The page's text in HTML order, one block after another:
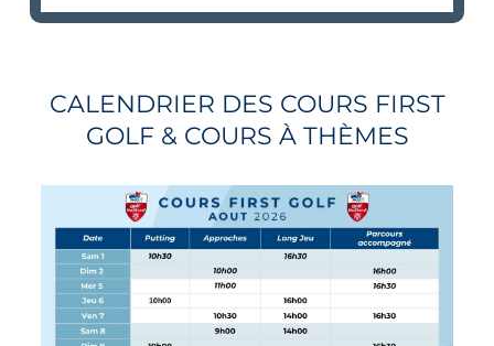
CALENDRIER DES COURS FIRST
GOLF & COURS À THÈMES